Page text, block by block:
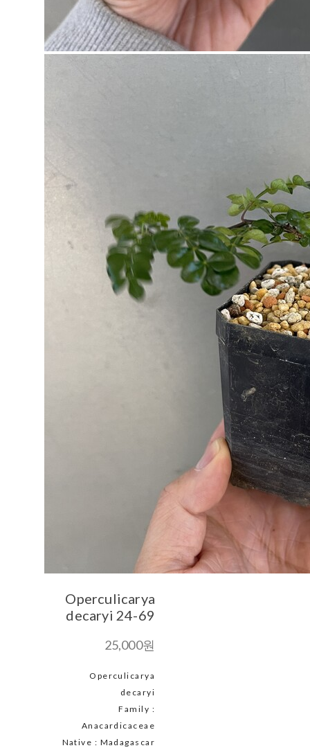
Operculicarya
decaryi 24-69
25,000원
Operculicarya
decaryi
Family :
Anacardicaceae
Native : Madagascar